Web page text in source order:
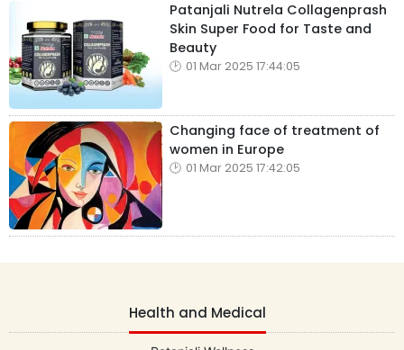
Patanjali Nutrela Collagenprash
Skin Super Food for Taste and
Beauty
01 Mar 2025 17:44:05
Changing face of treatment of
women in Europe
01 Mar 2025 17:42:05
Health and Medical